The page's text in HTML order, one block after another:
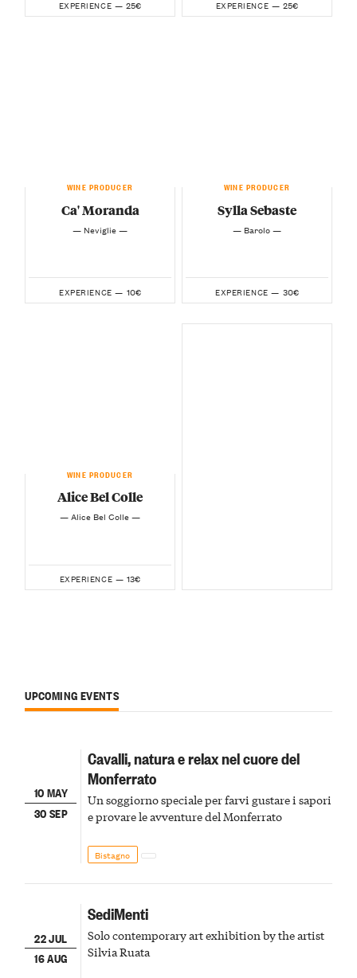
EXPERIENCE — 25€ EXPERIENCE — 25€
WINE PRODUCER
Ca' Moranda
— Neviglie —
EXPERIENCE — 10€
WINE PRODUCER
Sylla Sebaste
— Barolo —
EXPERIENCE — 30€
WINE PRODUCER
Alice Bel Colle
— Alice Bel Colle —
EXPERIENCE — 13€
UPCOMING EVENTS
10 MAY
30 SEP
Cavalli, natura e relax nel cuore del
Monferrato
Un soggiorno speciale per farvi gustare i sapori
e provare le avventure del Monferrato
Bistagno
22 JUL
16 AUG
SediMenti
Solo contemporary art exhibition by the artist
Silvia Ruata